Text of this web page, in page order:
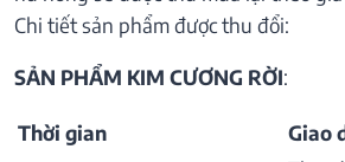
Chi tiết sản phẩm được thu đổi:
SẢN PHẨM KIM CƯƠNG RỜI:
Thời gian Giao